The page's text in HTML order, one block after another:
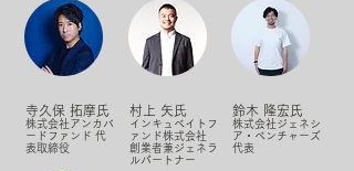
寺久保 拓摩氏
株式会社アンカバ
ードファンド 代
表取締役
村上 矢氏
インキュベイトフ
ァンド株式会社
創業者兼ジェネラ
ルパートナー
鈴木 隆宏氏
株式会社ジェネシ
ア・ベンチャーズ
代表